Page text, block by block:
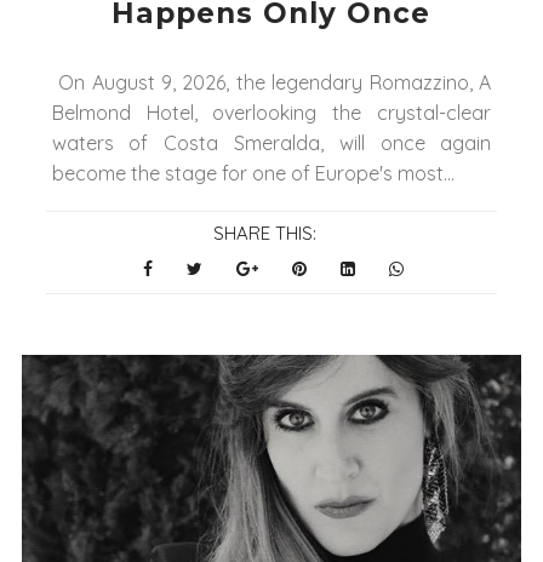
Happens Only Once
On August 9, 2026, the legendary Romazzino, A
Belmond Hotel, overlooking the crystal-clear
waters of Costa Smeralda, will once again
become the stage for one of Europe's most...
SHARE THIS: